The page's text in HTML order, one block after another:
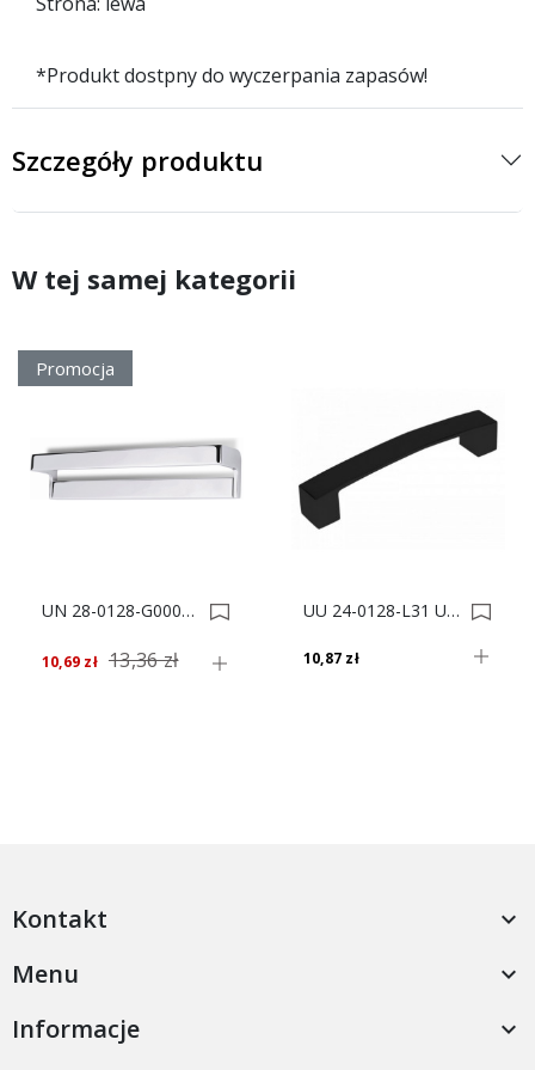
*Produkt dostpny do wyczerpania zapasów!
Szczegóły produktu
W tej samej kategorii
Promocja
UN 28-0128-G0008 UCHWYT MEBLOWY** 0016196
10,69 zł 13,36 zł
UU 24-0128-L31 UCHWYT MEBLOWY 0015404
10,87 zł
Kontakt 
Menu 
Informacje 